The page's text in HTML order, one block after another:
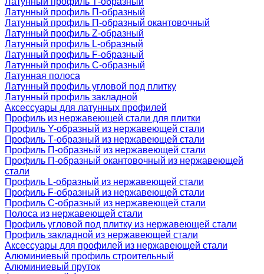
Латунный профиль П-образный
Латунный профиль П-образный окантовочный
Латунный профиль Z-образный
Латунный профиль L-образный
Латунный профиль F-образный
Латунный профиль C-образный
Латунная полоса
Латунный профиль угловой под плитку
Латунный профиль закладной
Аксессуары для латунных профилей
Профиль из нержавеющей стали для плитки
Профиль Y-образный из нержавеющей стали
Профиль Т-образный из нержавеющей стали
Профиль П-образный из нержавеющей стали
Профиль П-образный окантовочный из нержавеющей
стали
Профиль L-образный из нержавеющей стали
Профиль F-образный из нержавеющей стали
Профиль C-образный из нержавеющей стали
Полоса из нержавеющей стали
Профиль угловой под плитку из нержавеющей стали
Профиль закладной из нержавеющей стали
Аксессуары для профилей из нержавеющей стали
Алюминиевый профиль строительный
Алюминиевый пруток